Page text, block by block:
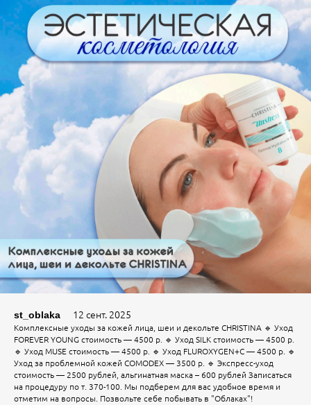
st_oblaka 12 сент. 2025
Комплексные уходы за кожей лица, шеи и декольте CHRISTINA 🔹 Уход
FOREVER YOUNG стоимость — 4500 р. 🔹 Уход SILK стоимость — 4500 р.
🔹 Уход MUSE стоимость — 4500 р. 🔹 Уход FLUROXYGEN+C — 4500 р. 🔹
Уход за проблемной кожей COMODEX — 3500 р. 🔹 Экспресс-уход
стоимость — 2500 рублей, альгинатная маска – 600 рублей Записаться
на процедуру по т. 370-100. Мы подберем для вас удобное время и
отметим на вопросы. Позвольте себе побывать в "Облаках"!